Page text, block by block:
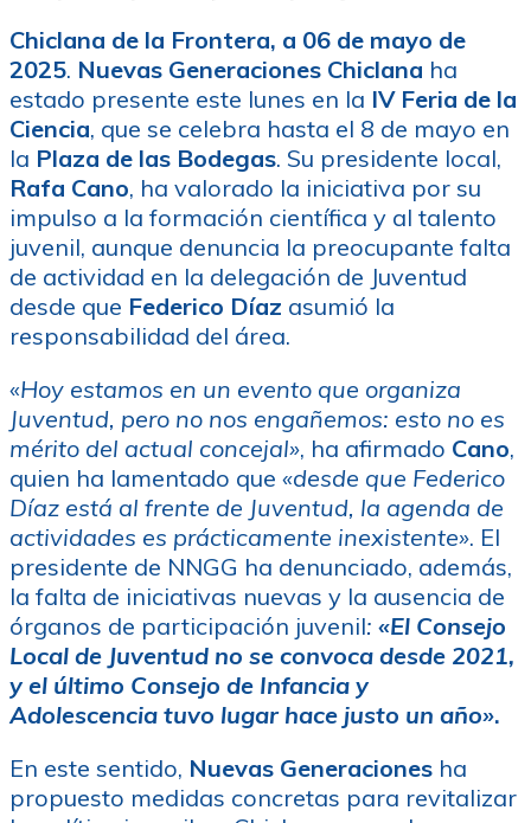
Chiclana de la Frontera, a 06 de mayo de
2025. Nuevas Generaciones Chiclana ha
estado presente este lunes en la IV Feria de la
Ciencia, que se celebra hasta el 8 de mayo en
la Plaza de las Bodegas. Su presidente local,
Rafa Cano, ha valorado la iniciativa por su
impulso a la formación científica y al talento
juvenil, aunque denuncia la preocupante falta
de actividad en la delegación de Juventud
desde que Federico Díaz asumió la
responsabilidad del área.
«Hoy estamos en un evento que organiza
Juventud, pero no nos engañemos: esto no es
mérito del actual concejal», ha afirmado Cano,
quien ha lamentado que «desde que Federico
Díaz está al frente de Juventud, la agenda de
actividades es prácticamente inexistente». El
presidente de NNGG ha denunciado, además,
la falta de iniciativas nuevas y la ausencia de
órganos de participación juvenil: «El Consejo
Local de Juventud no se convoca desde 2021,
y el último Consejo de Infancia y
Adolescencia tuvo lugar hace justo un año».
En este sentido, Nuevas Generaciones ha
propuesto medidas concretas para revitalizar